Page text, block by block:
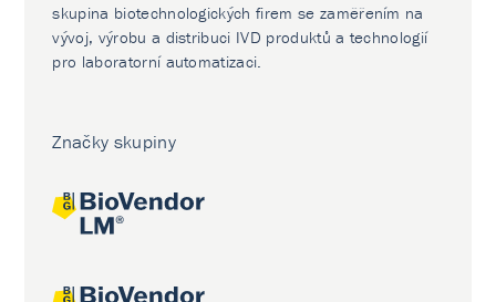
skupina biotechnologických firem se zaměřením na
vývoj, výrobu a distribuci IVD produktů a technologií
pro laboratorní automatizaci.
Značky skupiny